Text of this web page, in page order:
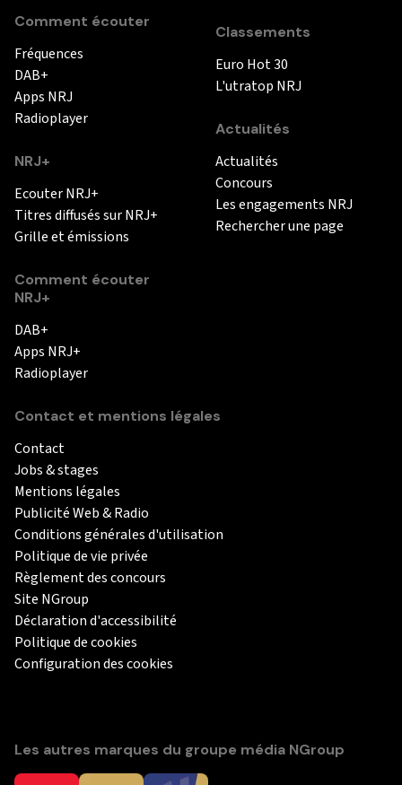
Comment écouter
Fréquences
DAB+
Apps NRJ
Radioplayer
NRJ+
Ecouter NRJ+
Titres diffusés sur NRJ+
Grille et émissions
Comment écouter
NRJ+
DAB+
Apps NRJ+
Radioplayer
Classements
Euro Hot 30
L'utratop NRJ
Actualités
Actualités
Concours
Les engagements NRJ
Rechercher une page
Contact et mentions légales
Contact
Jobs & stages
Mentions légales
Publicité Web & Radio
Conditions générales d'utilisation
Politique de vie privée
Règlement des concours
Site NGroup
Déclaration d'accessibilité
Politique de cookies
Configuration des cookies
Les autres marques du groupe média NGroup